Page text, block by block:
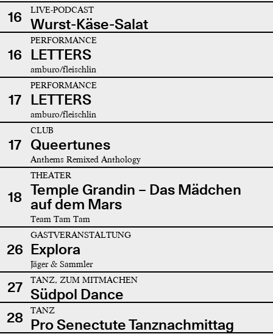
16 LIVE-PODCAST
Wurst-Käse-Salat
16
PERFORMANCE
LETTERS
amburo/fleischlin
17
PERFORMANCE
LETTERS
amburo/fleischlin
17
CLUB
Queertunes
Anthems Remixed Anthology
18
THEATER
Temple Grandin – Das Mädchen
auf dem Mars
Team Tam Tam
26
GASTVERANSTALTUNG
Explora
Jäger & Sammler
27 TANZ, ZUM MITMACHEN
Südpol Dance
28
TANZ
Pro Senectute Tanznachmittag